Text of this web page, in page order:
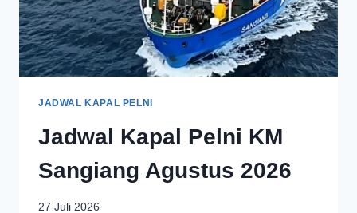
JADWAL KAPAL PELNI
Jadwal Kapal Pelni KM
Sangiang Agustus 2026
27 Juli 2026